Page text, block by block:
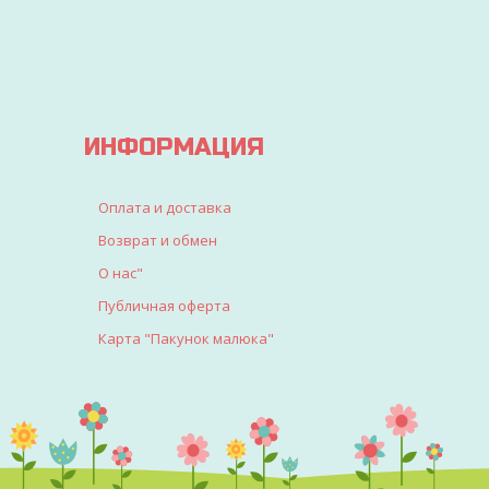
ИНФОРМАЦИЯ
Оплата и доставка
Возврат и обмен
О нас"
Публичная оферта
Карта "Пакунок малюка"